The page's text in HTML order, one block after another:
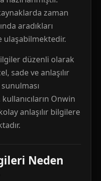
zaman
aradıkları
ulaşabilmektedir.
düzenli olarak
sade ve anlaşılır
Onwin
anlaşılır bilgilere
Neden